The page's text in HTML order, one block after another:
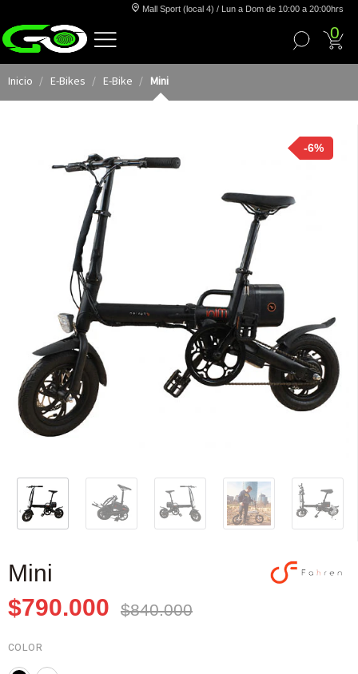
Mall Sport (local 4) / Lun a Dom de 10:00 a 20:00hrs
0
Inicio E-Bikes E-Bike Mini
-6%
Mini
$790.000
$840.000
COLOR